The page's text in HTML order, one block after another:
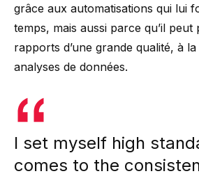
grâce aux automatisations qui lui
temps, mais aussi parce qu’il peut
rapports d’une grande qualité, à
analyses de données.
I set myself high
comes to the